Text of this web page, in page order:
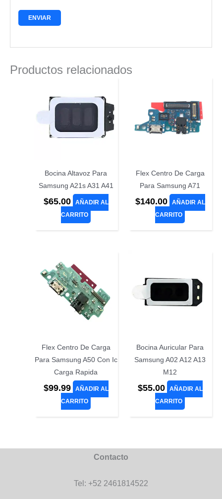
Productos relacionados
Bocina Altavoz Para
Samsung A21s A31 A41
$65.00
AÑADIR AL
CARRITO
Flex Centro De Carga
Para Samsung A71
$140.00
AÑADIR AL
CARRITO
Flex Centro De Carga
Para Samsung A50 Con Ic
Carga Rapida
$99.99
AÑADIR AL
CARRITO
Bocina Auricular Para
Samsung A02 A12 A13
M12
$55.00
AÑADIR AL
CARRITO
Contacto
Tel: +52 2461814522